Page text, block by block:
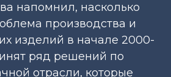
напомнил, насколько
производства и
изделий в начале 2000-
ряд решений по
отрасли, которые